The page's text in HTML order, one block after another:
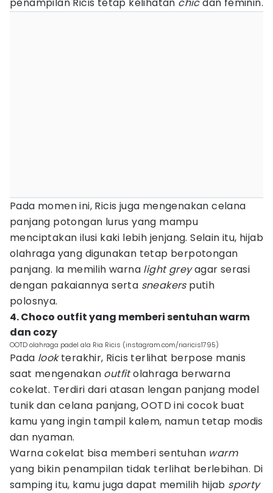
Pada momen ini, Ricis juga mengenakan celana
panjang potongan lurus yang mampu
menciptakan ilusi kaki lebih jenjang. Selain itu, hijab
olahraga yang digunakan tetap berpotongan
panjang. Ia memilih warna light greyagar serasi
dengan pakaiannya serta sneakersputih
polosnya.
4. Choco outfit yang memberi sentuhan warm
dan cozy
OOTD olahraga padel ala Ria Ricis (instagram.com/riaricis1795)
Pada lookterakhir, Ricis terlihat berpose manis
saat mengenakan outfitolahraga berwarna
cokelat. Terdiri dari atasan lengan panjang model
tunik dan celana panjang, OOTD ini cocok buat
kamu yang ingin tampil kalem, namun tetap modis
dan nyaman.
Warna cokelat bisa memberi sentuhan warm
yang bikin penampilan tidak terlihat berlebihan. Di
samping itu, kamu juga dapat memilih hijab sporty